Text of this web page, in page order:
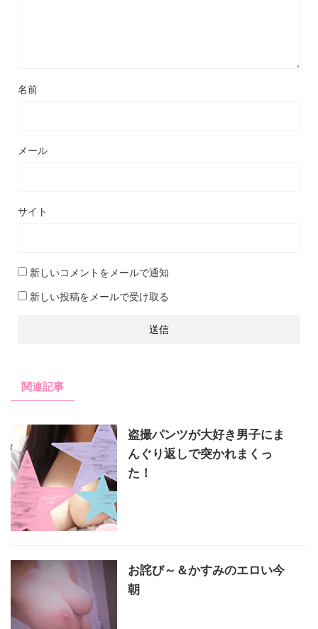
名前
メール
サイト
新しいコメントをメールで通知
新しい投稿をメールで受け取る
関連記事
盗撮パンツが大好き男子にま
んぐり返しで突かれまくっ
た！
お詫び～＆かすみのエロい今
朝